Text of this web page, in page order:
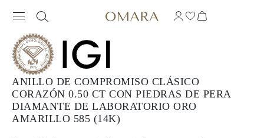
ANILLO DE COMPROMISO CLÁSICO
CORAZÓN 0.50 CT CON PIEDRAS DE PERA
DIAMANTE DE LABORATORIO ORO
AMARILLO 585 (14K)